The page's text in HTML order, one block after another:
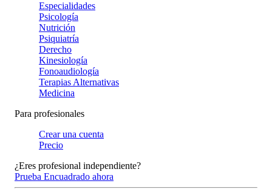
Especialidades
Psicología
Nutrición
Psiquiatría
Derecho
Kinesiología
Fonoaudiología
Terapias Alternativas
Medicina
Para profesionales
Crear una cuenta
Precio
¿Eres profesional independiente?
Prueba Encuadrado ahora